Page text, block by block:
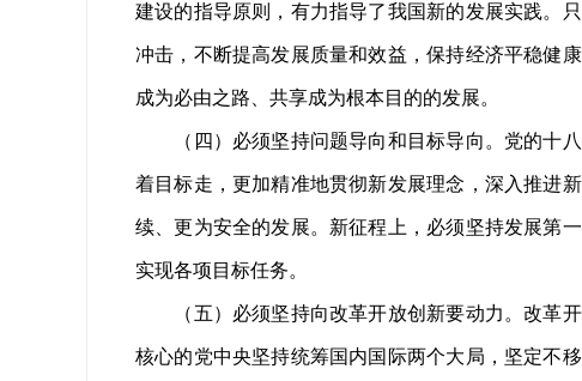
建设的指导原则，有力指导了我国新的发展实践。
冲击，不断提高发展质量和效益，保持经济平稳健
成为必由之路、共享成为根本目的的发展。
（四）必须坚持问题导向和目标导向。党的十八
着目标走，更加精准地贯彻新发展理念，深入推进
续、更为安全的发展。新征程上，必须坚持发展第
实现各项目标任务。
（五）必须坚持向改革开放创新要动力。改革开
核心的党中央坚持统筹国内国际两个大局，坚定不